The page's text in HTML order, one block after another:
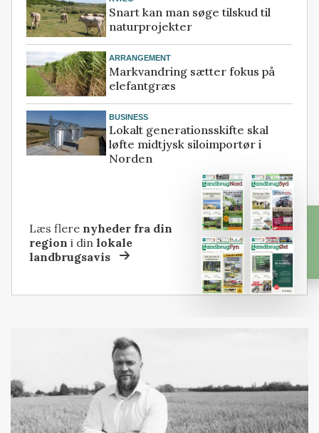
Snart kan man søge tilskud til
naturprojekter
ARRANGEMENT
Markvandring sætter fokus på
elefantgræs
BUSINESS
Lokalt generationsskifte skal
løfte midtjysk siloimportør i
Norden
Læs flere nyheder fra din
region i dinlokale
landbrugsavis